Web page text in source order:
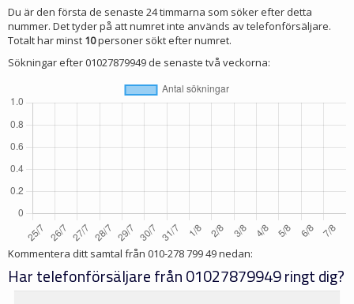
Du är den första de senaste 24 timmarna som söker efter detta
nummer. Det tyder på att numret inte används av telefonförsäljare.
Totalt har minst 10personer sökt efter numret.
Sökningar efter 01027879949 de senaste två veckorna:
Kommentera ditt samtal från 010-278 799 49nedan:
Har telefonförsäljare från 01027879949 ringt dig?